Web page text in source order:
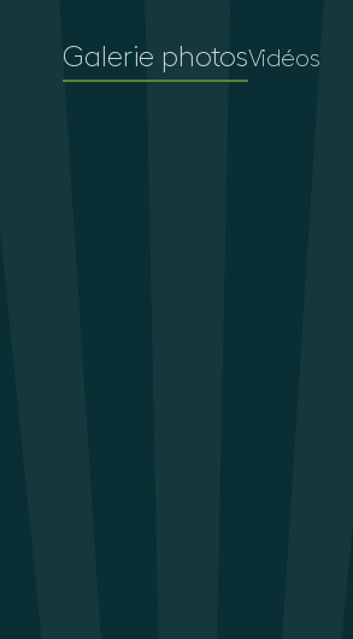
Galerie photosVidéos